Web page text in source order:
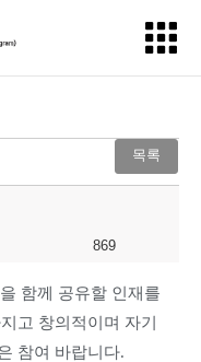
목록
869
함께 공유할 인재를
고 창의적이며 자기
참여 바랍니다.